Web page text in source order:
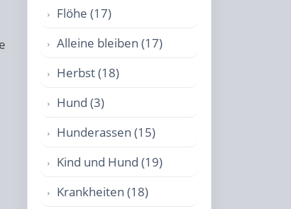
Flöhe (17)
Alleine bleiben (17)
Herbst (18)
Hund (3)
Hunderassen (15)
Kind und Hund (19)
Krankheiten (18)